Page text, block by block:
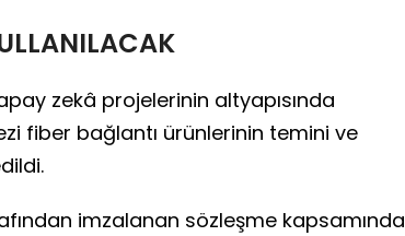
zekâ projelerinin altyapısında
fiber bağlantı ürünlerinin temini ve
imzalanan sözleşme kapsamında